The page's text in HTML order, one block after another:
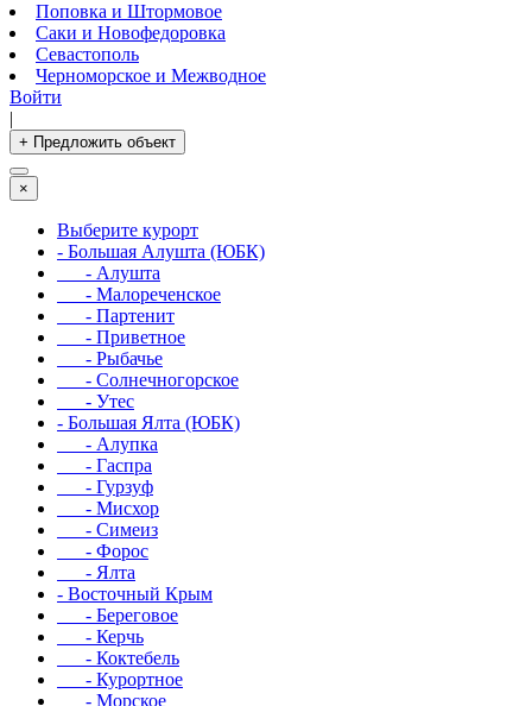
Поповка и Штормовое
Саки и Новофедоровка
Севастополь
Черноморское и Межводное
Войти
|
+ Предложить объект
×
Выберите курорт
- Большая Алушта (ЮБК)
- Алушта
- Малореченское
- Партенит
- Приветное
- Рыбачье
- Солнечногорское
- Утес
- Большая Ялта (ЮБК)
- Алупка
- Гаспра
- Гурзуф
- Мисхор
- Симеиз
- Форос
- Ялта
- Восточный Крым
- Береговое
- Керчь
- Коктебель
- Курортное
- Морское